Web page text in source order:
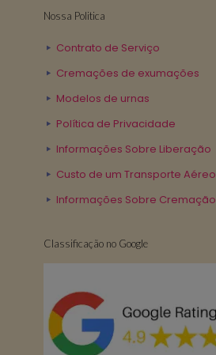
Nossa Politica
Contrato de Serviço
Cremações de exumações
Modelos de urnas
Política de Privacidade
Informações Sobre Liberação
Custo de um Transporte Aéreo
Informações Sobre Cremação
Classificação no Google